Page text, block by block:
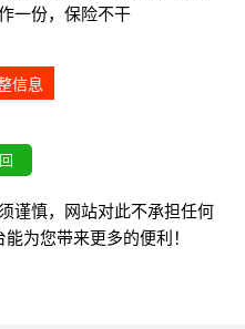
一份，保险不干
信息
谨慎，网站对此不承担任何
为您带来更多的便利！